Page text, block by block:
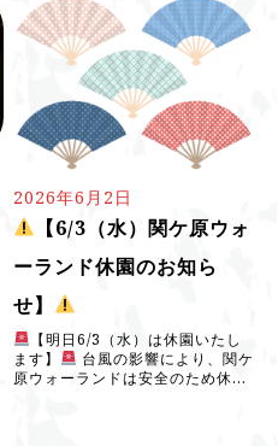
2026年6月2日
【6/3（水）関ケ原ウォ
ーランド休園のお知ら
せ】
【明日6/3（水）は休園いたし
ます】
台風の影響により、関ケ
原ウォーランドは安全のため休園